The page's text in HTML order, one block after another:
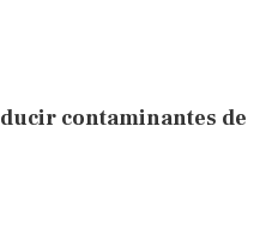
contaminantes de